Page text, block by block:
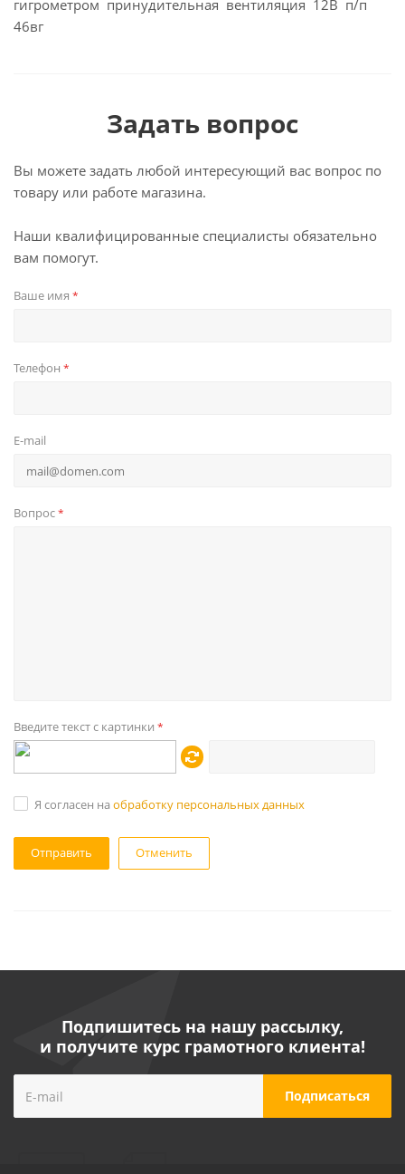
гигрометром принудительная вентиляция 12В п/п
46вг
Задать вопрос
Вы можете задать любой интересующий вас вопрос по
товару или работе магазина.
Наши квалифицированные специалисты обязательно
вам помогут.
Ваше имя *
Телефон *
E-mail
Вопрос*
Введите текст с картинки *
Я согласен на обработку персональных данных
Отменить
Подпишитесь на нашу рассылку,
и получите курс грамотного клиента!